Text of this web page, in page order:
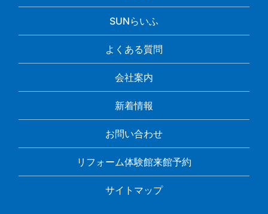
SUNらいふ
よくある質問
会社案内
新着情報
お問い合わせ
リフォーム体験館来館予約
サイトマップ